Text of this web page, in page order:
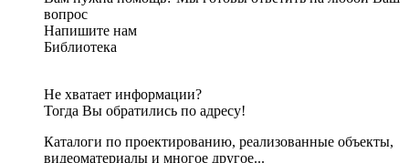
вопрос
Напишите нам
Библиотека
Не хватает информации?
Тогда Вы обратились по адресу!
Каталоги по проектированию, реализованные объекты,
видеоматериалы и многое другое...